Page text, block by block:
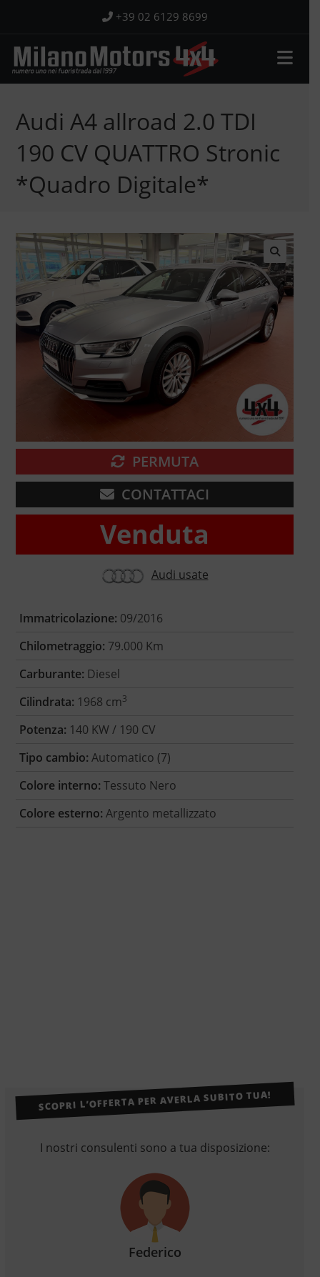
contenuto
+39 02 6129 8699
Audi A4 allroad 2.0 TDI
190 CV QUATTRO Stronic
*Quadro Digitale*
🔍
PERMUTA
CONTATTACI
Venduta
Audi usate
Immatricolazione: 09/2016
Chilometraggio: 79.000 Km
Carburante: Diesel
Cilindrata: 1968 cm3
Potenza: 140 KW / 190 CV
Tipo cambio: Automatico (7)
Colore interno: Tessuto Nero
Colore esterno: Argento metallizzato
SCOPRI L’OFFERTA PER AVERLA SUBITO TUA!
I nostri consulenti sono a tua disposizione:
Federico